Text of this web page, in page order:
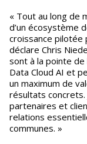
« Tout au long de
d’un écosystème
croissance pilotée
déclare Chris
sont à la pointe de
Data Cloud AI et
un maximum de
résultats concrets.
partenaires et
relations
communes. »